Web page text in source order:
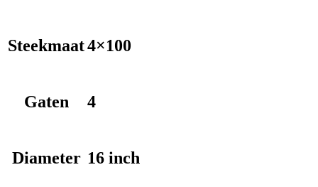
Steekmaat4×100
Gaten 4
Diameter 16 inch